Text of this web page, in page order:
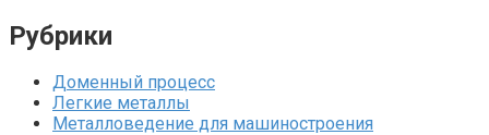
Рубрики
Доменный процесс
Легкие металлы
Металловедение для машиностроения